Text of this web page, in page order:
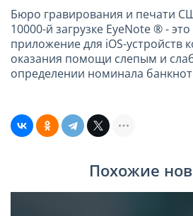
Бюро гравирования и печати
10000-й загрузке EyeNote ® -
приложение для iOS-устройств
оказания помощи слепым и
определении номинала
Похожие